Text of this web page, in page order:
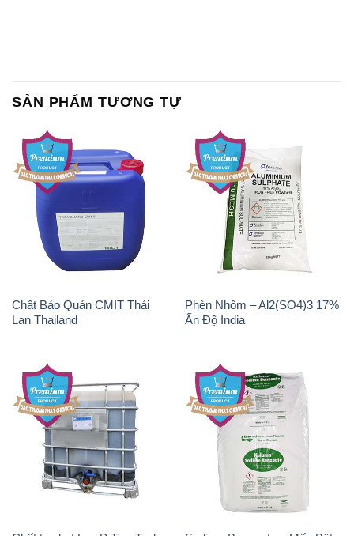
SẢN PHẨM TƯƠNG TỰ
Chất Bảo Quản CMIT Thái
Lan Thailand
Phèn Nhôm – Al2(SO4)3 17%
Ấn Độ India